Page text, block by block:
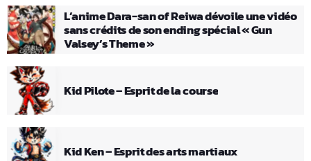
L’anime Dara-san of Reiwa dévoile une vidéo
sans crédits de son ending spécial « Gun
Valsey’s Theme »
Kid Pilote – Esprit de la course
Kid Ken – Esprit des arts martiaux